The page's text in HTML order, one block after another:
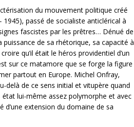
du mouvement politique créé
passé de socialiste anticlérical à
fascistes par les prêtres… Dénué de
de sa rhétorique, sa capacité à
qu’il était le héros providentiel d’un
sur ce matamore que se forge la figure
partout en Europe. Michel Onfray,
delà de ce sens initial et vitupère quand
lui-même assez polymorphe et avec
extension du domaine de sa